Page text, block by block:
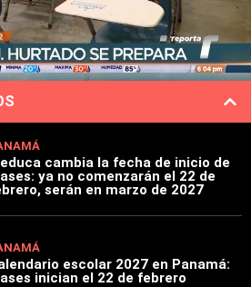
Video
cambia la fecha de inicio de
ya no comenzarán el 22 de
serán en marzo de 2027
escolar 2027 en Panamá:
inician el 22 de febrero